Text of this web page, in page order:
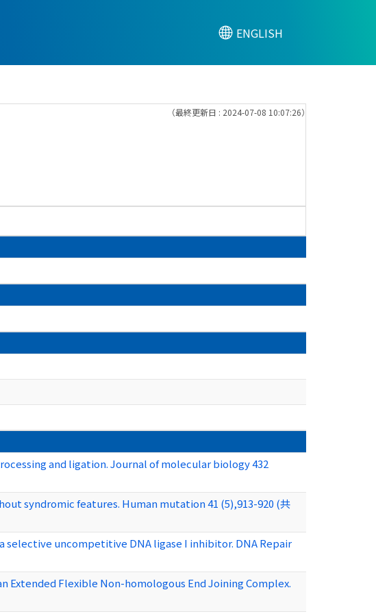
ENGLISH
（最終更新日 : 2024-07-08 10:07:26）
and ligation. Journal of molecular biology 432
syndromic features. Human mutation 41 (5),913-920 (共
uncompetitive DNA ligase I inhibitor. DNA Repair
Extended Flexible Non-homologous End Joining Complex.